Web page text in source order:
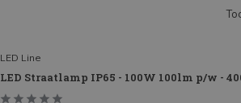
LED Line
LED Straatlamp IP65 - 100W 100lm p/w -